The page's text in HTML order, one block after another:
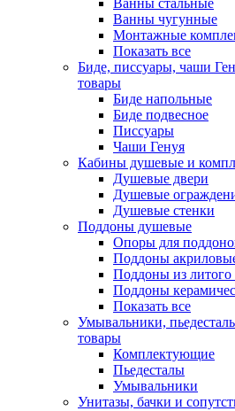
Ванны стальные
Ванны чугунные
Монтажные
Показать все
Биде, писсуары, чаши
товары
Биде напольные
Биде подвесное
Писсуары
Чаши Генуя
Кабины душевые и
Душевые двери
Душевые
Душевые стенки
Поддоны душевые
Опоры для
Поддоны
Поддоны из литого
Поддоны
Показать все
Умывальники,
товары
Комплектующие
Пьедесталы
Умывальники
Унитазы, бачки и